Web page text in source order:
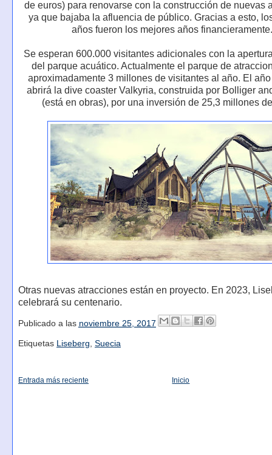
de euros) para renovarse con la construcción de nuevas
ya que bajaba la afluencia de público. Gracias a esto,
años fueron los mejores años financieramente.
Se esperan 600.000 visitantes adicionales con la
del parque acuático. Actualmente el parque de
aproximadamente 3 millones de visitantes al año. El
abrirá la dive coaster Valkyria, construida por Bolliger
(está en obras), por una inversión de 25,3 millones
Otras nuevas atracciones están en proyecto. En 2023,
celebrará su centenario.
Publicado a las noviembre 25, 2017
Etiquetas Liseberg Suecia
Entrada más reciente Inicio